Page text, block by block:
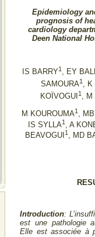
Epidemiology
prognosis of
cardiology
Deen National
IS BARRY1 , EY
SAMOURA1, K
KOÏVOGUI 1 , M
M KOUROUMA1,
IS SYLLA1, A
BEAVOGUI 1, MD
Introduction:
est une pathologie
Elle est associée à